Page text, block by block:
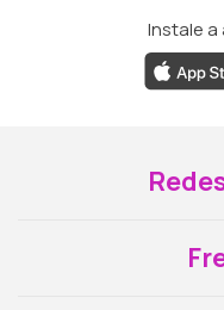
Instale